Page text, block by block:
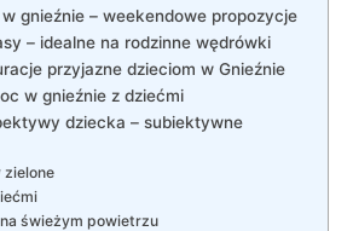
gnieźnie – weekendowe ​propozycje
–​ idealne na rodzinne​ wędrówki
przyjazne dzieciom w Gnieźnie
⁢w gnieźnie z dziećmi
‌dziecka – ⁤subiektywne
zielone
świeżym powietrzu